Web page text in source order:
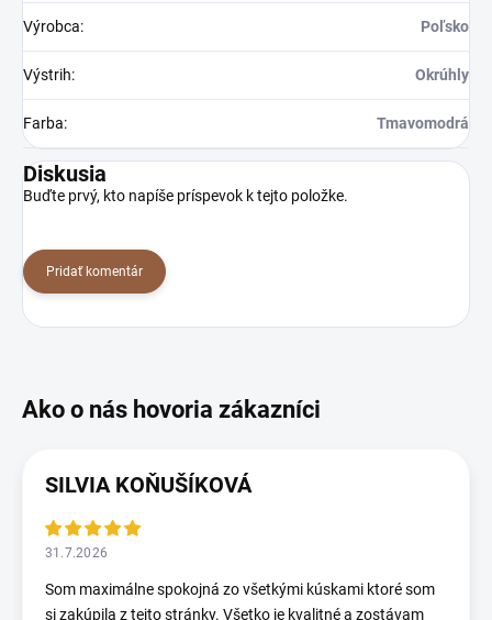
Výrobca: Poľsko
Výstrih: Okrúhly
Farba: Tmavomodrá
Diskusia
Buďte prvý, kto napíše príspevok k tejto položke.
Pridať komentár
SILVIA KOŇUŠÍKOVÁ
31.7.2026
Som maximálne spokojná zo všetkými kúskami ktoré som
si zakúpila z tejto stránky. Všetko je kvalitné a zostávam